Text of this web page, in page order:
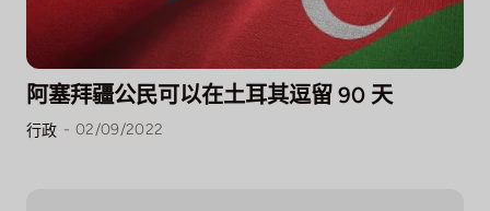
阿塞拜疆公民可以在土耳其逗留 90 天
行政 - 02/09/2022